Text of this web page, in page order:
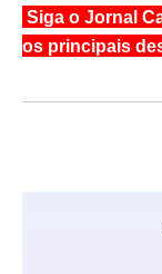
Siga o Jornal
os principais